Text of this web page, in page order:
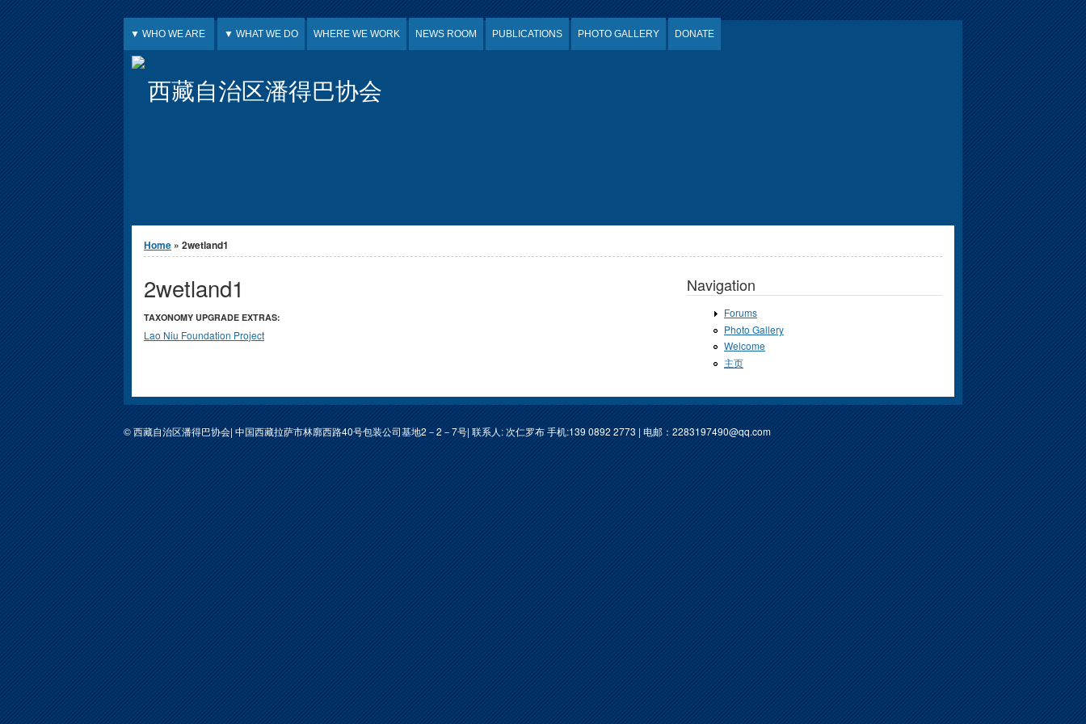
▼ WHO WE ARE ▼ WHAT WE DO WHERE WE WORK NEWS ROOM PUBLICATIONS PHOTO GALLERY DONATE
西藏自治区潘得巴协会
You are here
Home » 2wetland1
2wetland1
TAXONOMY UPGRADE EXTRAS:
Lao Niu Foundation Project
Navigation
Forums
Photo Gallery
Welcome
主页
© 西藏自治区潘得巴协会| 中国西藏拉萨市林廓西路40号包装公司基地2－2－7号| 联系人: 次仁罗布 手机:139 0892 2773 | 电邮： 2283197490@qq.com